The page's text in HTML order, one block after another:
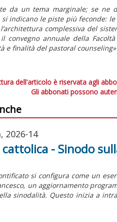
da un tema marginale; se ne
si indicano le piste più feconde:
complessiva del
convegno annuale della
e finalità del pastoral counseling
dell'articolo è riservata agli
Gli abbonati possono
2026-14
cattolica - Sinodo
si configura come un
un aggiornamento
sinodalità. Questo inizia a